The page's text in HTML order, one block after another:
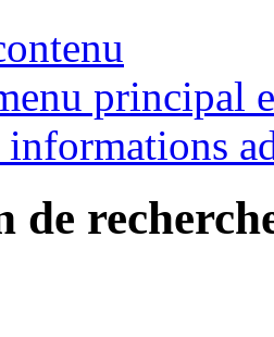
principal
de